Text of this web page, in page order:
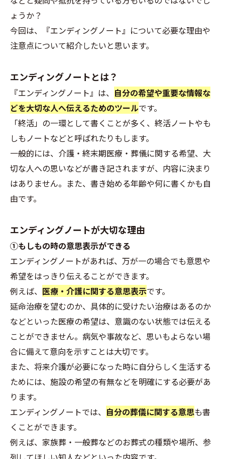
ょうか？
今回は、『エンディングノート』について必要な理由や
注意点について紹介したいと思います。
エンディングノートとは？
『エンディングノート』は、 自分の希望や重要な情報な
どを大切な人へ伝えるためのツールです。
「終活」の一環として書くことが多く、終活ノートやも
しもノートなどと呼ばれたりもします。
一般的には、介護・終末期医療・葬儀に関する希望、大
切な人への思いなどが書き記されますが、内容に決まり
はありません。また、書き始める年齢や何に書くかも自
由です。
エンディングノートが大切な理由
①もしもの時の意思表示ができる
エンディングノートがあれば、万が一の場合でも意思や
希望をはっきり伝えることができます。
例えば、 医療・介護に関する意思表示です。
延命治療を望むのか、具体的に受けたい治療はあるのか
などといった医療の希望は、意識のない状態では伝える
ことができません。病気や事故など、思いもよらない場
合に備えて意向を示すことは大切です。
また、将来介護が必要になった時に自分らしく生活する
ためには、施設の希望の有無などを明確にする必要があ
ります。
エンディングノートでは、 自分の葬儀に関する意思も書
くことができます。
例えば、家族葬・一般葬などのお葬式の種類や場所、参